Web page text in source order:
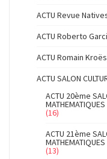
ACTU Revue
ACTU Roberto
ACTU Romain Kroës
ACTU SALON
ACTU 20ème
MATHEMATIQUES
(16)
ACTU 21ème
MATHEMATIQUES
(13)